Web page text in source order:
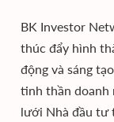
BK Investor
thúc đẩy hình
động và sáng
tinh thần doanh
lưới Nhà đầu tư